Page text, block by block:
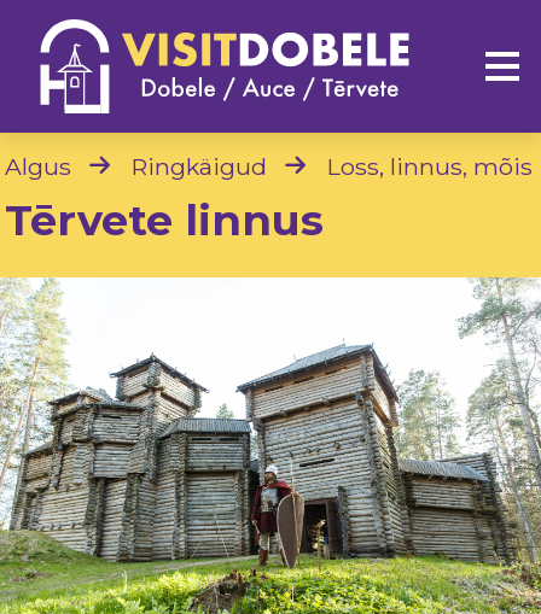
Algus Ringkäigud Loss, linnus, mõis
Tērvete linnus